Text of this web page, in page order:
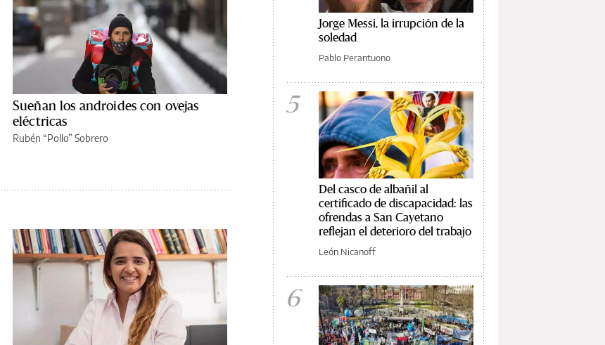
Sueñan los androides con ovejas
eléctricas
Rubén “Pollo” Sobrero
Jorge Messi, la irrupción de la
soledad
Pablo Perantuono
5
Del casco de albañil al
certificado de discapacidad: las
ofrendas a San Cayetano
reflejan el deterioro del trabajo
León Nicanoff
6